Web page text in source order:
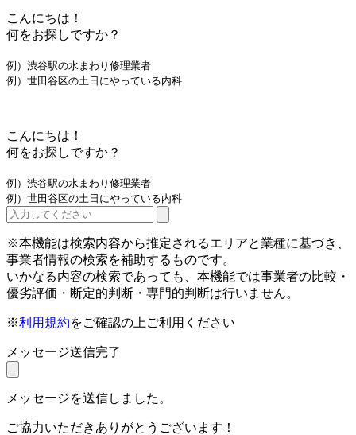
こんにちは！
何をお探しですか？
例）渋谷駅の水まわり修理業者
例）世田谷区の土日にやっている内科
こんにちは！
何をお探しですか？
例）渋谷駅の水まわり修理業者
例）世田谷区の土日にやっている内科
※本機能は検索内容から推定されるエリアと業種に基づき、
事業者情報の検索を補助するものです。
いかなる内容の検索であっても、本機能では事業者の比較・
優劣評価・断定的判断・専門的判断は行いません。
※利用規約をご確認の上ご利用ください
メッセージ送信完了
メッセージを送信しました。
ご協力いただきありがとうございます！